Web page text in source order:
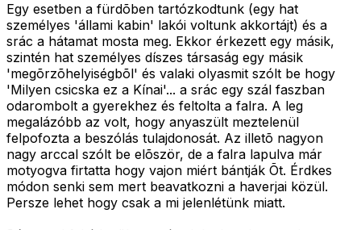
Egy esetben a fürdõben tartózkodtunk (egy hat
személyes 'állami kabin' lakói voltunk akkortájt) és a
srác a hátamat mosta meg. Ekkor érkezett egy másik,
szintén hat személyes díszes társaság egy másik
'megõrzõhelyiségbõl' és valaki olyasmit szólt be hogy
'Milyen csicska ez a Kínai'... a srác egy szál faszban
odarombolt a gyerekhez és feltolta a falra. A leg
megalázóbb az volt, hogy anyaszült meztelenül
felpofozta a beszólás tulajdonosát. Az illetõ nagyon
nagy arccal szólt be elõször, de a falra lapulva már
motyogva firtatta hogy vajon miért bántják Õt. Érdkes
módon senki sem mert beavatkozni a haverjai közül.
Persze lehet hogy csak a mi jelenlétünk miatt.